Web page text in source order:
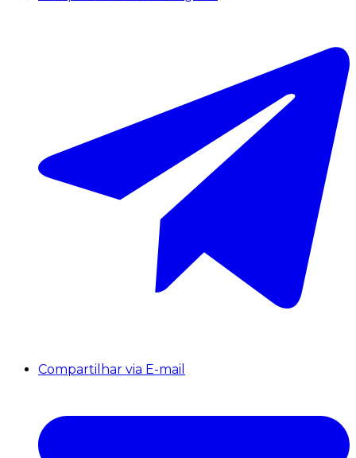
Compartilhar via E-mail